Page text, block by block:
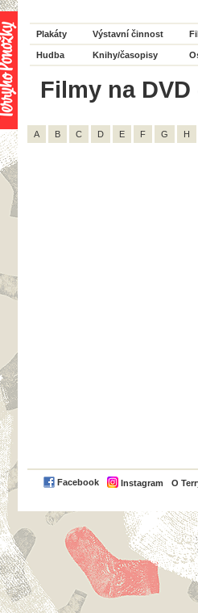
Plakáty Výstavní činnost
Hudba Knihy/časopisy
Filmy na
A B C D E F G H
Facebook Instagram O